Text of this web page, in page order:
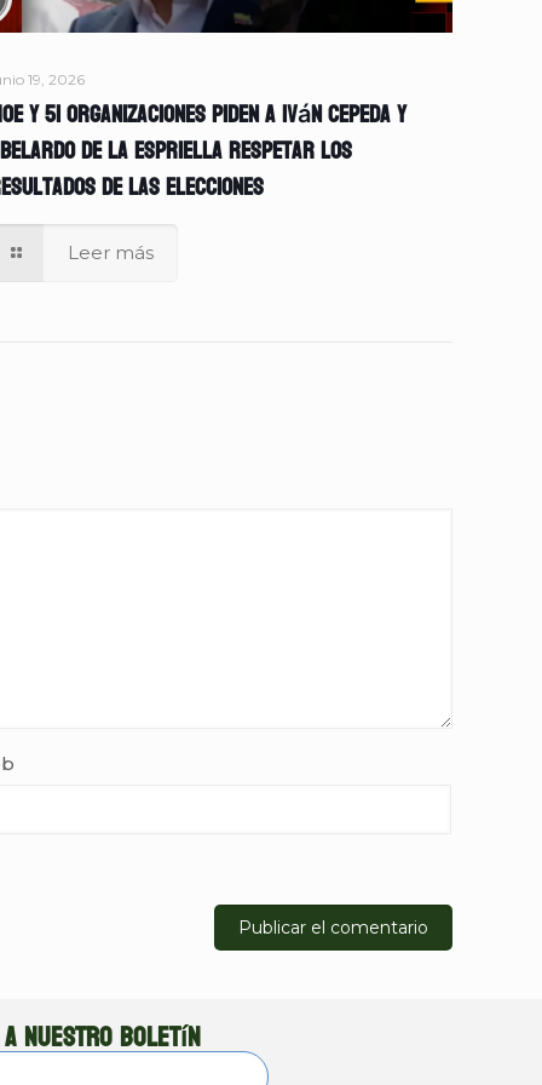
19, 2026
y 51 organizaciones piden a Iván Cepeda y
de la Espriella respetar los
de las elecciones
Leer más
nuestro boletín